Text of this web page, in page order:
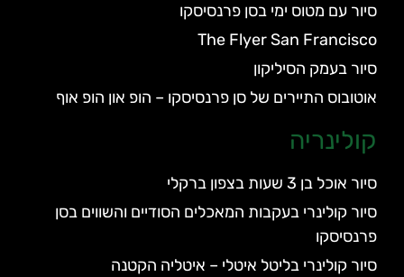
סיור עם מטוס ימי בסן פרנסיסקו
The Flyer San Francisco
סיור בעמק הסיליקון
אוטובוס התיירים של סן פרנסיסקו – הופ און הופ אוף
קולינריה
סיור אוכל בן 3 שעות בצפון ברקלי
סיור קולינרי בעקבות המאכלים הסודיים והשווים בסן
פרנסיסקו
סיור קולינרי בליטל איטלי – איטליה הקטנה